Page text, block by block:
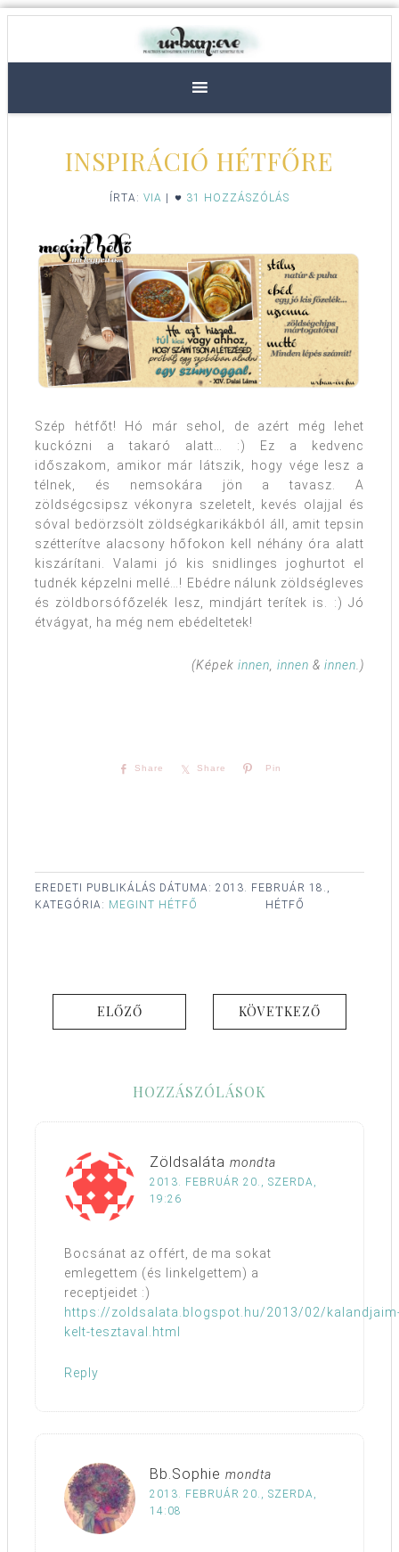
INSPIRÁCIÓ HÉTFŐRE
ÍRTA: VIA 31 HOZZÁSZÓLÁS
Szép hétfőt! Hó már sehol, de azért még lehet
kuckózni a takaró alatt… :) Ez a kedvenc
időszakom, amikor már látszik, hogy vége lesz a
télnek, és nemsokára jön a tavasz. A
zöldségcsipsz vékonyra szeletelt, kevés olajjal és
sóval bedörzsölt zöldségkarikákból áll, amit tepsin
szétterítve alacsony hőfokon kell néhány óra alatt
kiszárítani. Valami jó kis snidlinges joghurtot el
tudnék képzelni mellé…! Ebédre nálunk zöldségleves
és zöldborsófőzelék lesz, mindjárt terítek is. :) Jó
étvágyat, ha még nem ebédeltetek!
(Képek innen, innen & innen.)
Share Share Pin
EREDETI PUBLIKÁLÁS DÁTUMA: 2013. FEBRUÁR 18.,
HÉTFŐ
KATEGÓRIA: MEGINT HÉTFŐ
ELŐZŐ KÖVETKEZŐ
HOZZÁSZÓLÁSOK
Zöldsaláta mondta
2013. FEBRUÁR 20., SZERDA,
19:26
Bocsánat az offért, de ma sokat
emlegettem (és linkelgettem) a
receptjeidet :)
https://zoldsalata.blogspot.hu/2013/02/
kelt-tesztaval.html
Reply
Bb.Sophie mondta
2013. FEBRUÁR 20., SZERDA,
14:08